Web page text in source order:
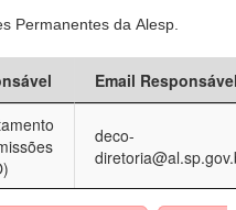
Permanentes da Alesp.
Email
deco-